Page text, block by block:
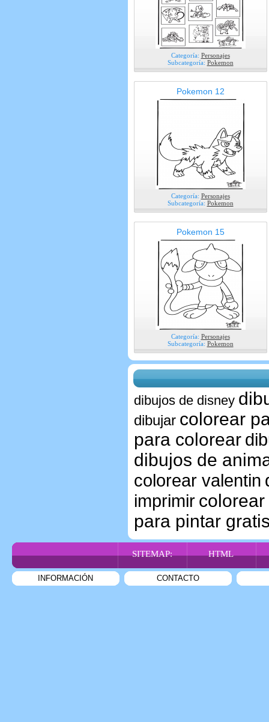
Categoría: Personajes
Subcategoría: Pokemon
Pokemon 12
Categoría: Personajes
Subcategoría: Pokemon
Pokemon 15
Categoría: Personajes
Subcategoría: Pokemon
dibujos de disney
dibujar colorear
para colorear
dibujos de
colorear valentin
imprimir colorear
para pintar
SITEMAP: HTML
INFORMACIÓN CONTACTO